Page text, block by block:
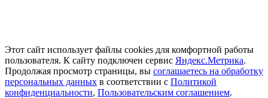
Этот сайт использует файлы cookies для комфортной работы
пользователя. К сайту подключен сервис Яндекс.Метрика.
Продолжая просмотр страницы, вы соглашаетесь на обработку
персональных данных в соответствии с Политикой
конфиденциальности, Пользовательским соглашением.